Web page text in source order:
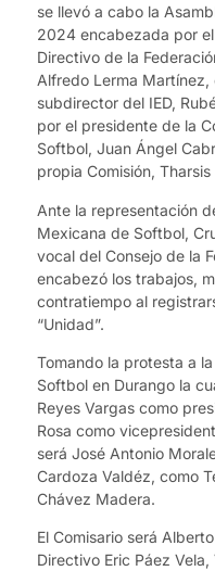
se llevó a cabo la
2024 encabezada por
Directivo de la
Alfredo Lerma
subdirector del IED,
por el presidente de la
Softbol, Juan Ángel
propia Comisión,
Ante la representación
Mexicana de Softbol,
vocal del Consejo de la
encabezó los trabajos,
contratiempo al
“Unidad”.
Tomando la protesta a
Softbol en Durango la
Reyes Vargas como
Rosa como
será José Antonio
Cardoza Valdéz, como
Chávez Madera.
El Comisario será
Directivo Eric Páez